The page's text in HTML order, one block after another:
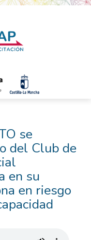
se
del Club de
en su
en riesgo